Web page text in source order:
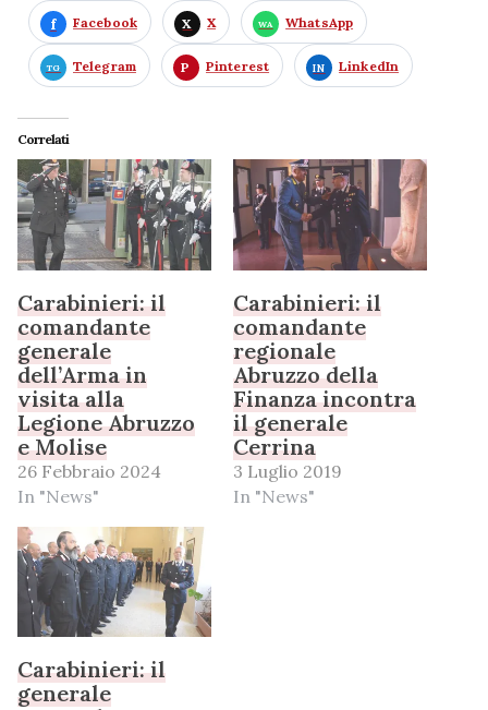
Facebook X WhatsApp
Telegram Pinterest LinkedIn
Correlati
Carabinieri: il
comandante
generale
dell’Arma in
visita alla
Legione Abruzzo
e Molise
26 Febbraio 2024
In "News"
Carabinieri: il
comandante
regionale
Abruzzo della
Finanza incontra
il generale
Cerrina
3 Luglio 2019
In "News"
Carabinieri: il
generale